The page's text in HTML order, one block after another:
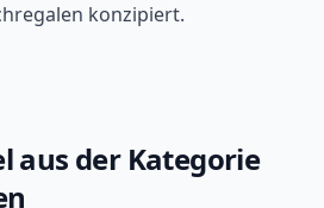
konzipiert.
aus der Kategorie